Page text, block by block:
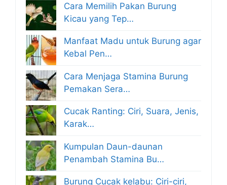
Cara Memilih Pakan Burung
Kicau yang Tep…
Manfaat Madu untuk Burung agar
Kebal Pen…
Cara Menjaga Stamina Burung
Pemakan Sera…
Cucak Ranting: Ciri, Suara, Jenis,
Karak…
Kumpulan Daun-daunan
Penambah Stamina Bu…
Burung Cucak kelabu: Ciri-ciri,